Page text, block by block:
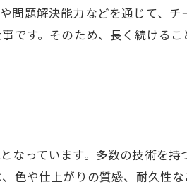
問題解決能力などを通じて、
です。そのため、長く続ける
っています。多数の技術を
色や仕上がりの質感、耐久性